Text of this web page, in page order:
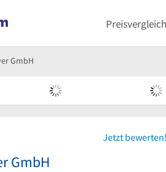
Preisvergleich
GmbH
Jetzt bewerten!
GmbH